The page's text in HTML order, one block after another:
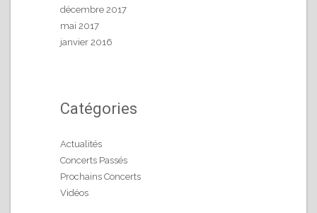
décembre 2017
mai 2017
janvier 2016
Catégories
Actualités
Concerts Passés
Prochains Concerts
Vidéos